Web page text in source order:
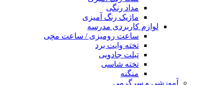
مداد رنگی
ماژیک رنگ آمیزی
لوازم کاربردی مدرسه
ساعت رومیزی / ساعت مچی
تخته وایت برد
تبلت جادویی
تخته شاسی
منگنه
آموزشی و سرگرمی